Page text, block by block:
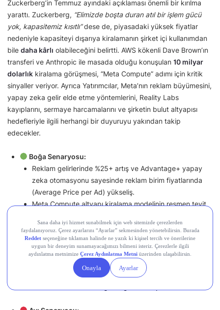
Zuckerberg’in Temmuz ayındaki açıklaması önemli bir kırılma
yarattı. Zuckerberg, “Elimizde boşta duran atıl bir işlem gücü
yok, kapasitemiz kısıtlı”dese de, piyasadaki yüksek fiyatlar
nedeniyle kapasiteyi dışarıya kiralamanın şirket içi kullanımdan
bile daha kârlı olabileceğini belirtti. AWS kökenli Dave Brown’ın
transferi ve Anthropic ile masada olduğu konuşulan 10 milyar
dolarlık kiralama görüşmesi, “Meta Compute” adımı için kritik
sinyaller veriyor. Ayrıca Yatırımcılar, Meta’nın reklam büyümesini,
yapay zeka gelir elde etme yöntemlerini, Reality Labs
kayıplarını, sermaye harcamalarını ve şirketin bulut altyapısı
hedefleriyle ilgili herhangi bir duyuruyu yakından takip
edecekler.
Boğa Senaryosu:
Reklam gelirlerinde %25+ artış ve Advantage+ yapay
zeka otomasyonu sayesinde reklam birim fiyatlarında
(Average Price per Ad) yükseliş.
Meta Compute altyapı kiralama modelinin resmen teyit
duyurulması.
Serbest Nakit Akışının (FCF) devasa CAPEX’e rağmen
güçlü kalması ve hisse geri alım programının hız
kesmeden devam edeceğinin açıklanması.
Reality Labs (Metaverse) biriminin çeyreklik operasyonel